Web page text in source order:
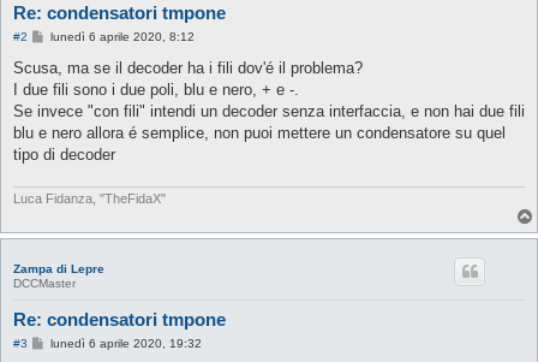
Re: condensatori tmpone
#2
M
s
a
g
i
o
lunedì 6 aprile 2020, 8:12
Scusa, ma se il decoder ha i fili dov'é il problema?
I due fili sono i due poli, blu e nero, + e -.
Se invece "con fili" intendi un decoder senza interfaccia, e non hai due fili
blu e nero allora é semplice, non puoi mettere un condensatore su quel
tipo di decoder
Luca Fidanza, "TheFidaX"
Zampa di Lepre
DCCMaster
Re: condensatori tmpone
#3
Mlunedì 6 aprile 2020, 19:32